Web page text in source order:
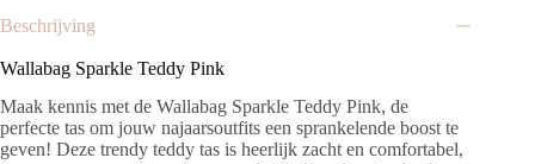
Beschrijving
Wallabag Sparkle Teddy Pink
Maak kennis met de Wallabag Sparkle Teddy Pink, de
perfecte tas om jouw najaarsoutfits een sprankelende boost te
geven! Deze trendy teddy tas is heerlijk zacht en comfortabel,